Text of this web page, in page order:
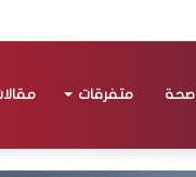
صحة متفرقات